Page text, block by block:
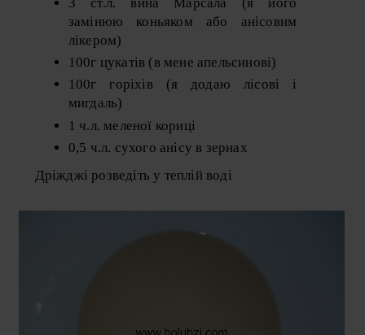
замінюю коньяком або анісовим
лікером)
100г цукатів (в мене апельсинові)
100г горіхів (я додаю лісові і
мигдаль)
1 ч.л. меленої кориці
0,5 ч.л. сухого анісу в зернах
Дріжджі розведіть у теплій воді